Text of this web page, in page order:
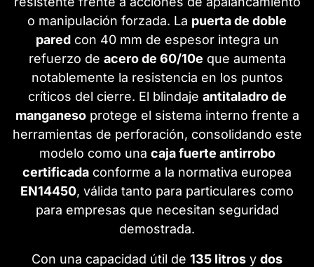
o manipulación forzada. La puerta de doble
paredcon 40 mm de espesor integra un
refuerzo de acero de 60/10e que aumenta
notablemente la resistencia en los puntos
críticos del cierre. El blindaje antitaladro de
manganesoprotege el sistema interno frente a
herramientas de perforación, consolidando este
modelo como una caja fuerte antirrobo
certificada conforme a la normativa europea
EN14450, válida tanto para particulares como
para empresas que necesitan seguridad
demostrada.
Con una capacidad útil de 135 litros y dos